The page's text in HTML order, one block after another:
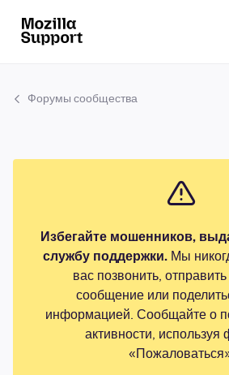
Форумы сообщества
Избегайте мошенников,
службу поддержки.Мы
вас позвонить,
сообщение или
информацией. Сообщайте о
активности, используя